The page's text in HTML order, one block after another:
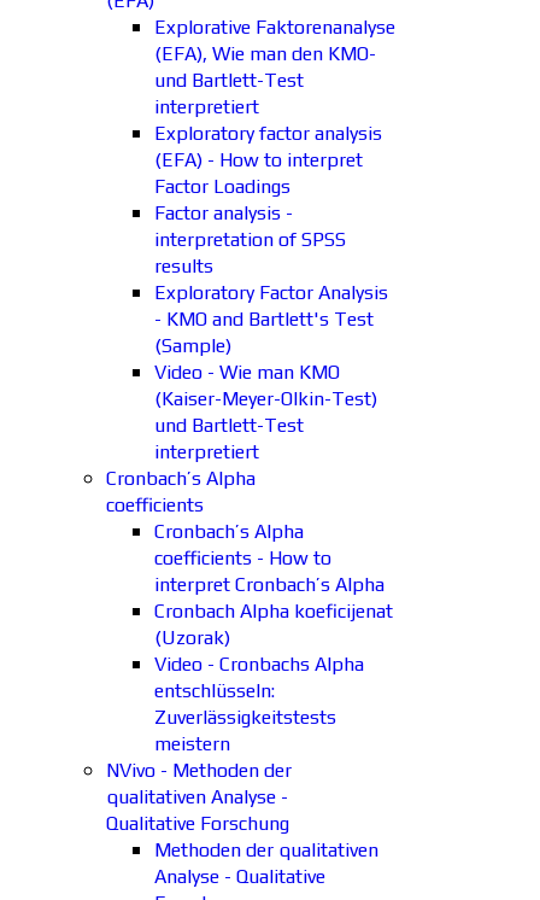
Explorative Faktorenanalyse
(EFA), Wie man den KMO-
und Bartlett-Test
interpretiert
Exploratory factor analysis
(EFA) - How to interpret
Factor Loadings
Factor analysis -
interpretation of SPSS
results
Exploratory Factor Analysis
- KMO and Bartlett's Test
(Sample)
Video - Wie man KMO
(Kaiser-Meyer-Olkin-Test)
und Bartlett-Test
interpretiert
Cronbach’s Alpha
coefficients
Cronbach’s Alpha
coefficients - How to
interpret Cronbach’s Alpha
Cronbach Alpha koeficijenat
(Uzorak)
Video - Cronbachs Alpha
entschlüsseln:
Zuverlässigkeitstests
meistern
NVivo - Methoden der
qualitativen Analyse -
Qualitative Forschung
Methoden der qualitativen
Analyse - Qualitative